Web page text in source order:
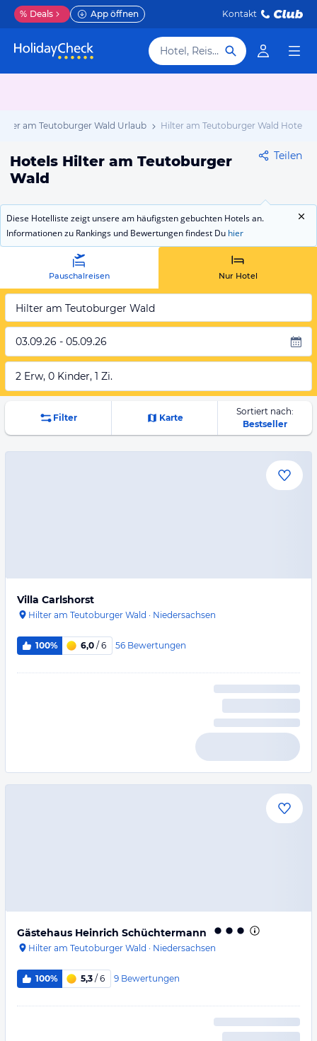
% Deals App öffnen Kontakt
Hotel, Reiseziel
am Teutoburger Wald Urlaub Hilter am Teutoburger Wald Hotels
Hotels Hilter am Teutoburger
Wald
Teilen
Diese Hotelliste zeigt unsere am häufigsten gebuchten Hotels an.
Informationen zu Rankings und Bewertungen findest Du hier
Pauschalreisen Nur Hotel
Hilter am Teutoburger Wald
03.09.26 - 05.09.26
2 Erw, 0 Kinder, 1 Zi.
Filter Karte
Sortiert nach:
Bestseller
Villa Carlshorst
Hilter am Teutoburger Wald · Niedersachsen
100% 6,0 / 6 56 Bewertungen
Gästehaus Heinrich Schüchtermann
Hilter am Teutoburger Wald · Niedersachsen
100% 5,3 / 6 9 Bewertungen